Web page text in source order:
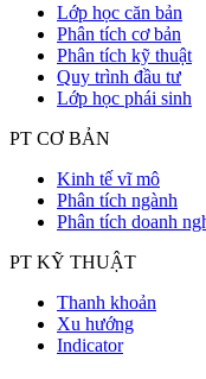
Lớp học căn bản
Phân tích cơ bản
Phân tích kỹ thuật
Quy trình đầu tư
Lớp học phái sinh
PT CƠ BẢN
Kinh tế vĩ mô
Phân tích ngành
Phân tích doanh
PT KỸ THUẬT
Thanh khoản
Xu hướng
Indicator